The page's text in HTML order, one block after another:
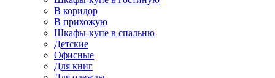
В коридор
В прихожую
Шкафы-купе в спальню
Детские
Офисные
Для книг